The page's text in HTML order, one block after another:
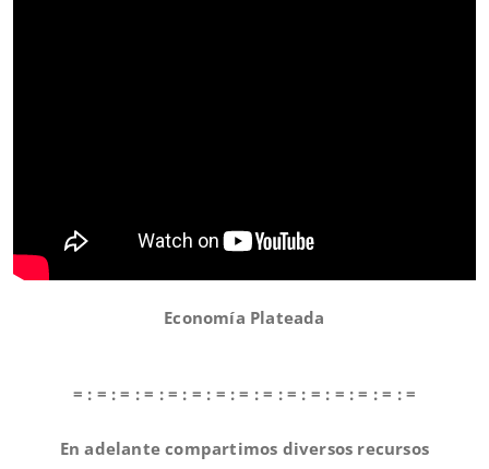
Economía Plateada
= : = : = : = : = : = : = : = : = : = : = : = : = : = : =
En adelante compartimos diversos recursos